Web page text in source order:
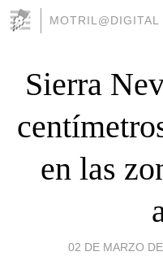
MOTRIL@DIGITAL
Sierra
en las
02 DE MARZO